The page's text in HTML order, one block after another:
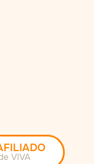
VIVA